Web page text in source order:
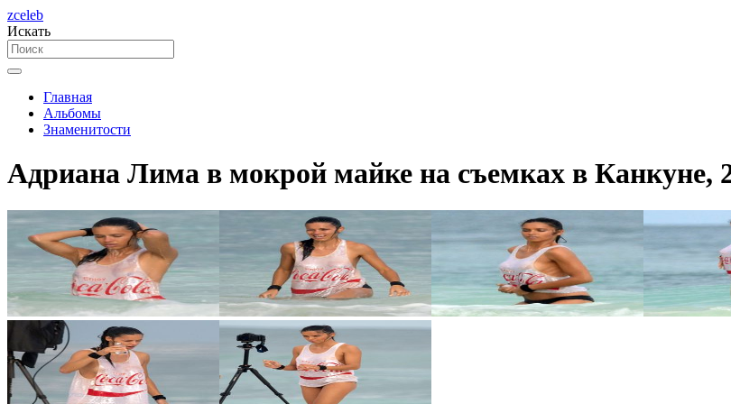
zceleb
Искать
Главная
Альбомы
Знаменитости
Адриана Лима в мокрой майке на съемках в Канкуне,